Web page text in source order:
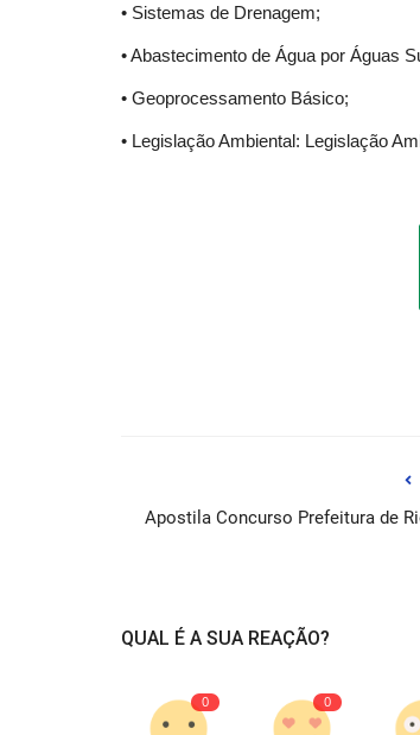
• Sistemas de Drenagem;
• Abastecimento de Água por Águas
• Geoprocessamento Básico;
• Legislação Ambiental: Legislação
Apostila Concurso Prefeitura de
QUAL É A SUA REAÇÃO?
0 0